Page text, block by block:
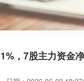
，7股主力资金